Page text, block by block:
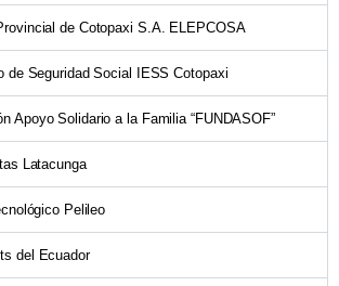
de Cotopaxi S.A. ELEPCOSA
de Seguridad Social IESS Cotopaxi
Apoyo Solidario a la Familia “FUNDASOF”
Latacunga
Pelileo
del Ecuador